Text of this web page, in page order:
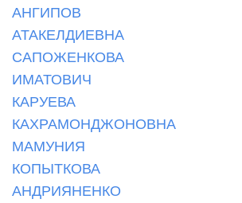
АНГИПОВ
АТАКЕЛДИЕВНА
САПОЖЕНКОВА
ИМАТОВИЧ
КАРУЕВА
КАХРАМОНДЖОНОВНА
МАМУНИЯ
КОПЫТКОВА
АНДРИЯНЕНКО